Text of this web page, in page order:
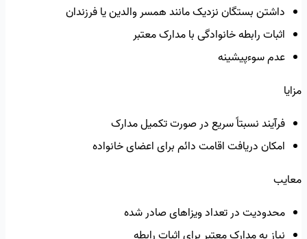
داشتن بستگان نزدیک مانند همسر والدین یا فرزندان
اثبات رابطه خانوادگی با مدارک معتبر
عدم سوءپیشینه
مزایا
فرآیند نسبتاً سریع در صورت تکمیل مدارک
امکان دریافت اقامت دائم برای اعضای خانواده
معایب
محدودیت در تعداد ویزاهای صادر شده